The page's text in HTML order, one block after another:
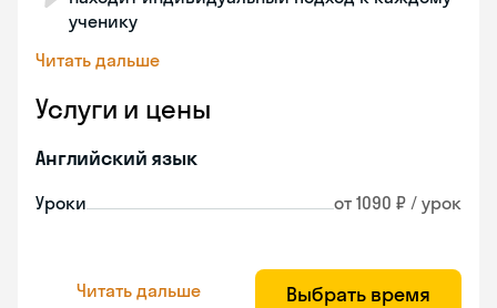
ученику
Читать дальше
Услуги и цены
Английский язык
Уроки от 1090 ₽ / урок
Читать дальше Выбрать время